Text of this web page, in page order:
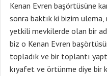
Kenan Evren başörtüsüne
sonra baktık ki bizim
yetkili mevkilerde olan bir
biz o Kenan Evren
topladık ve bir toplantı
kıyafet ve örtünme diye bir